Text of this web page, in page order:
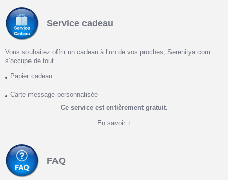
Service cadeau
Vous souhaitez offrir un cadeau à l’un de vos proches, Serenitya.com
s’occupe de tout.
Papier cadeau
Carte message personnalisée
Ce service est entièrement gratuit.
En savoir +
FAQ